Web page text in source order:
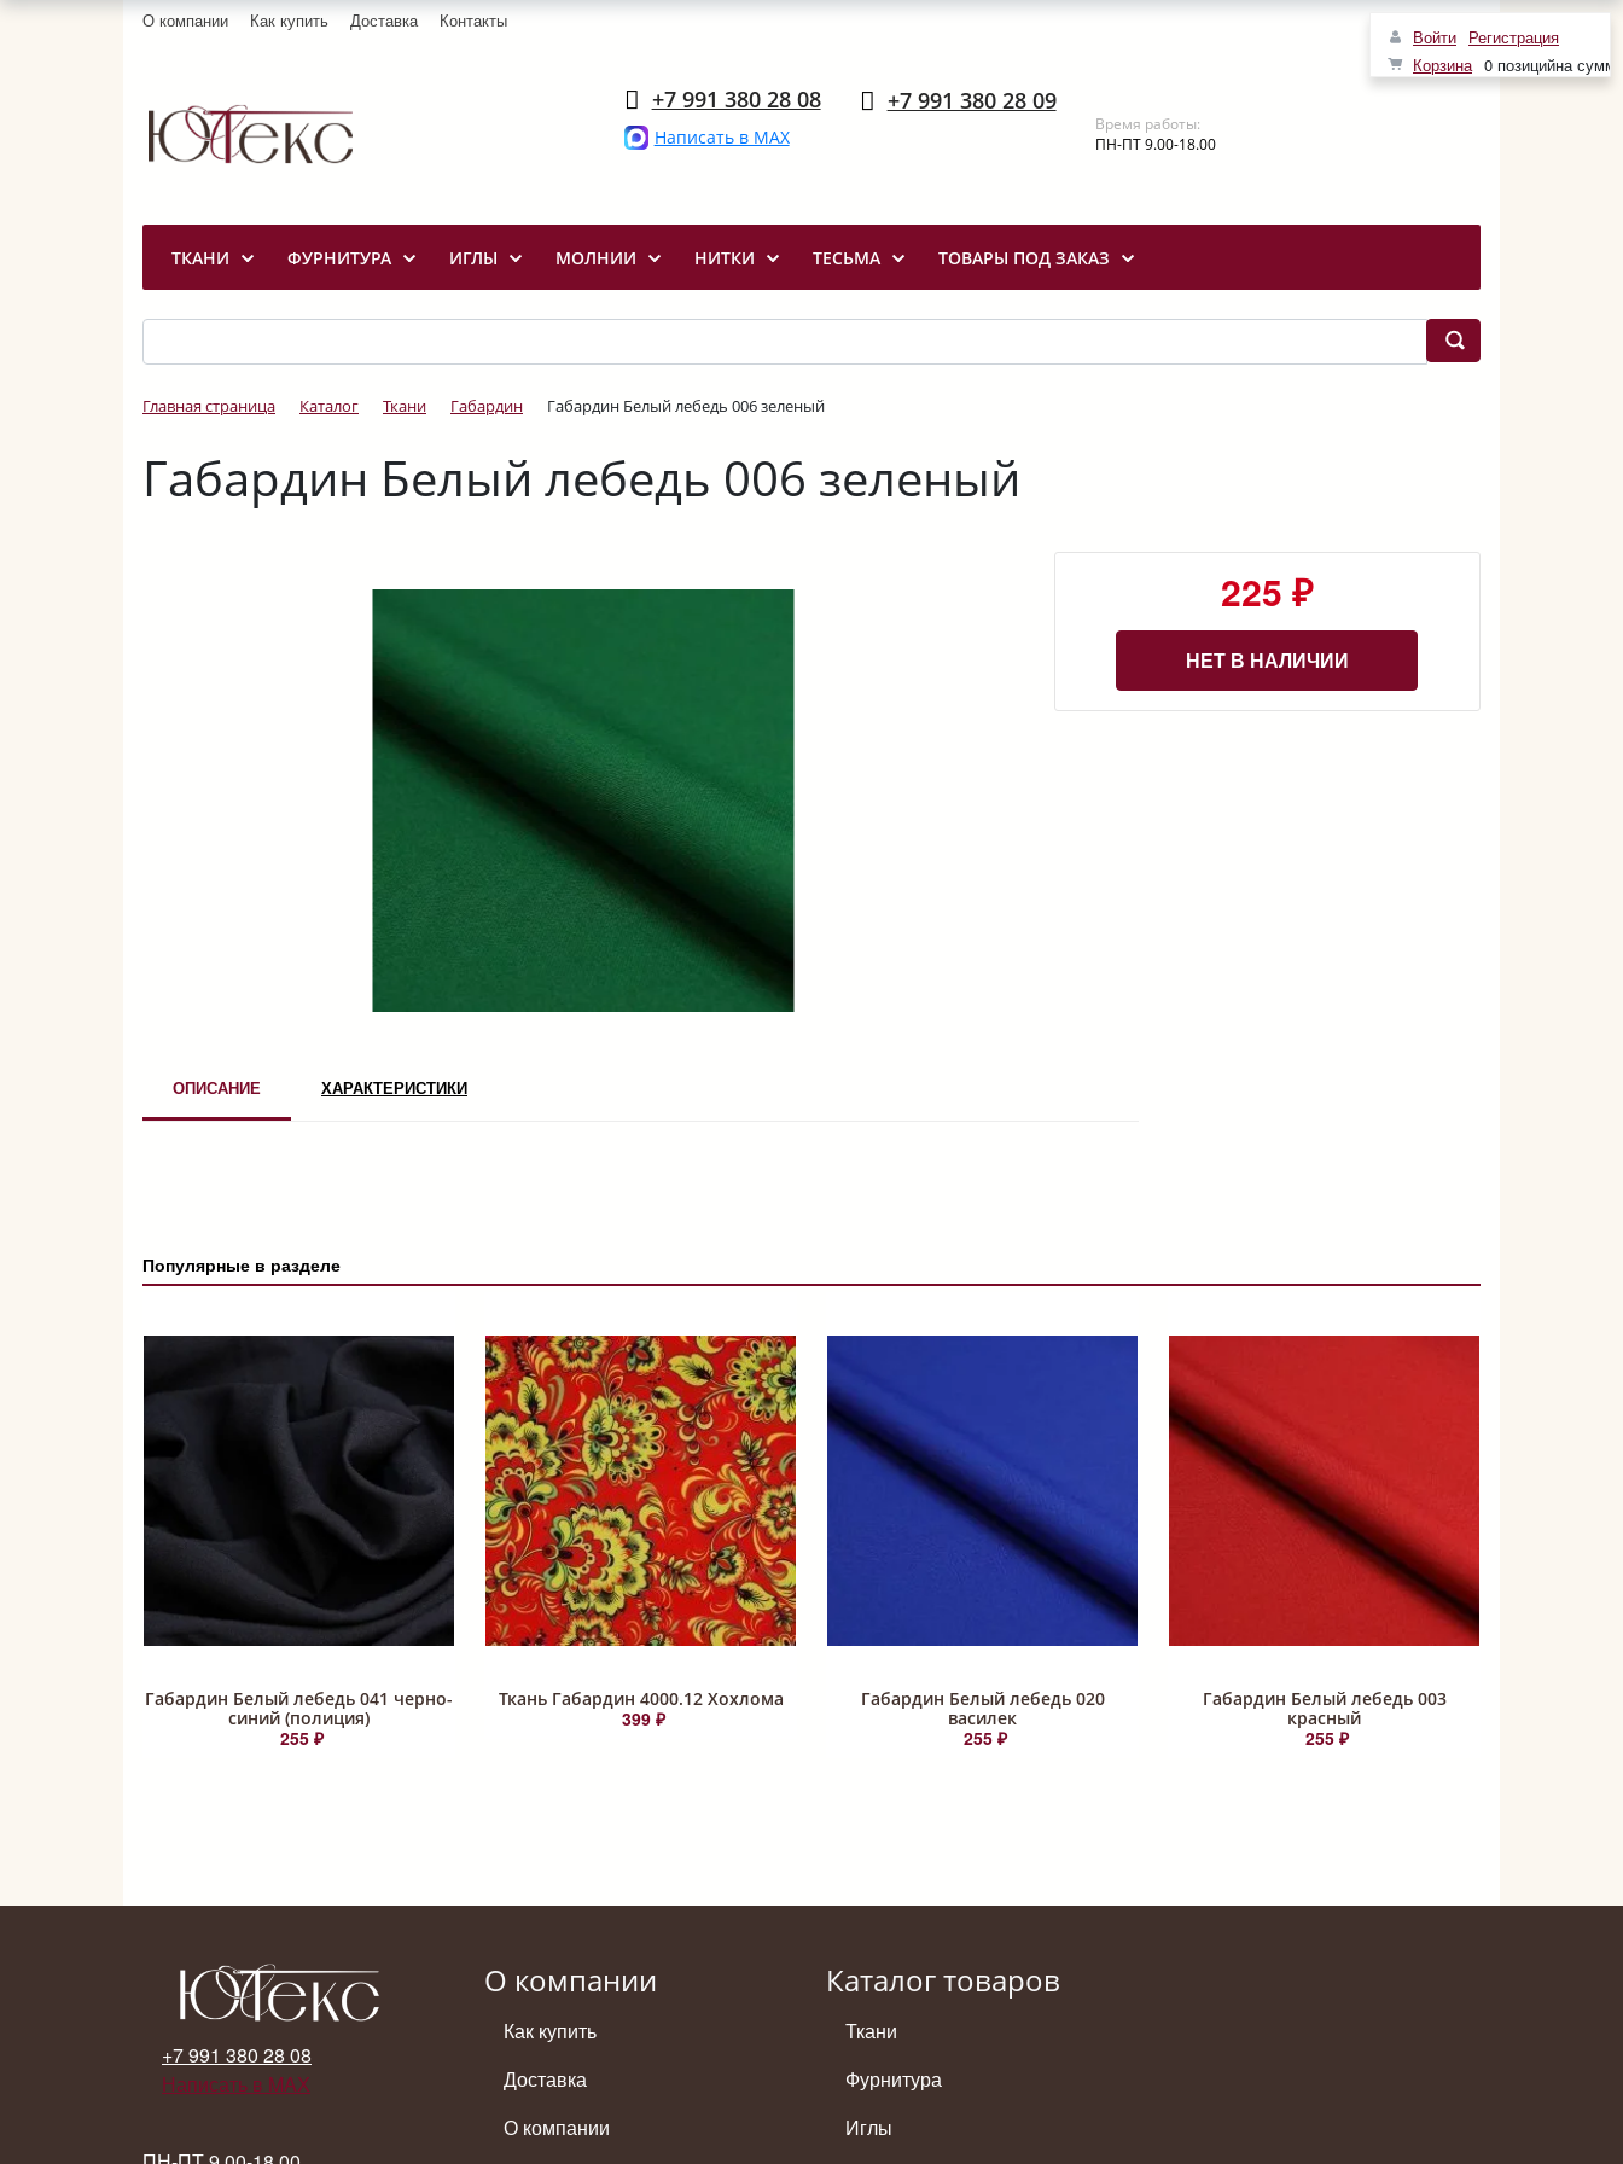
О компании Как купить Доставка Контакты
Войти Регистрация
Корзина 0 позицийна
+7 991 380 28 08
Написать в MAX
+7 991 380 28 09
Время работы:
ПН-ПТ 9.00-18.00
ТКАНИ ФУРНИТУРА ИГЛЫ МОЛНИИ НИТКИ ТЕСЬМА ТОВАРЫ ПОД ЗАКАЗ
Главная страница Каталог Ткани Габардин Габардин Белый лебедь 006 зеленый
Габардин Белый лебедь 006 зеленый
225 ₽
НЕТ В НАЛИЧИИ
ОПИСАНИЕ ХАРАКТЕРИСТИКИ
Популярные в разделе
Габардин Белый лебедь 041 черно-
синий (полиция)
255 ₽
Ткань Габардин 4000.12 Хохлома
399 ₽
Габардин Белый лебедь 020
василек
255 ₽
Габардин Белый лебедь 003
красный
255 ₽
О компании
Как купить
Доставка
О компании
Каталог товаров
Ткани
Фурнитура
Иглы
+7 991 380 28 08
Написать в MAX